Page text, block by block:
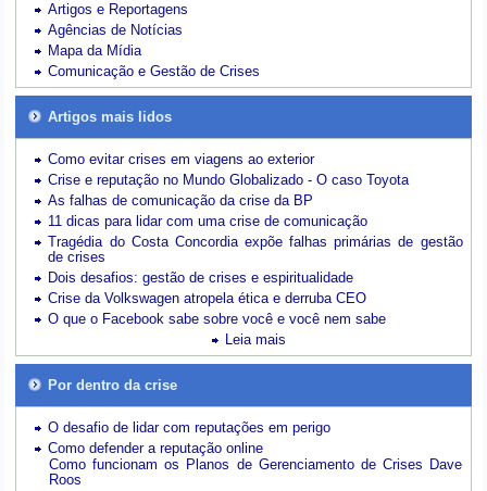
Artigos e Reportagens
Agências de Notícias
Mapa da Mídia
Comunicação e Gestão de Crises
Artigos mais lidos
Como evitar crises em viagens ao exterior
Crise e reputação no Mundo Globalizado - O caso Toyota
As falhas de comunicação da crise da BP
11 dicas para lidar com uma crise de comunicação
Tragédia do Costa Concordia expõe falhas primárias de gestão
de crises
Dois desafios: gestão de crises e espiritualidade
Crise da Volkswagen atropela ética e derruba CEO
O que o Facebook sabe sobre você e você nem sabe
Leia mais
Por dentro da crise
O desafio de lidar com reputações em perigo
Como defender a reputação online
Como funcionam os Planos de Gerenciamento de Crises Dave
Roos